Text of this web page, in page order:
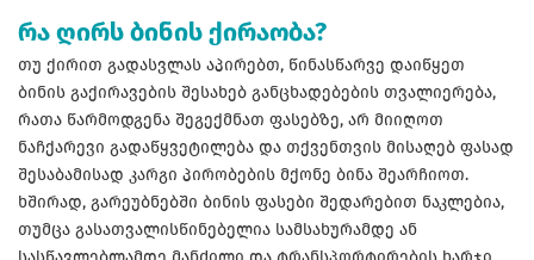
რა ღირს ბინის ქირაობა?
თუ ქირით გადასვლას აპირებთ, წინასწარვე დაიწყეთ
ბინის გაქირავების შესახებ განცხადებების თვალიერება,
რათა წარმოდგენა შეგექმნათ ფასებზე, არ მიიღოთ
ნაჩქარევი გადაწყვეტილება და თქვენთვის მისაღებ ფასად
შესაბამისად კარგი პირობების მქონე ბინა შეარჩიოთ.
ხშირად, გარეუბნებში ბინის ფასები შედარებით ნაკლებია,
თუმცა გასათვალისწინებელია სამსახურამდე ან